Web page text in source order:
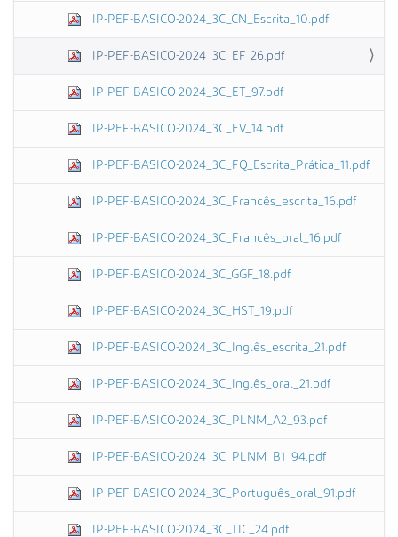
IP-PEF-BASICO-2024_3C_CN_Escrita_10.pdf
IP-PEF-BASICO-2024_3C_EF_26.pdf
IP-PEF-BASICO-2024_3C_ET_97.pdf
IP-PEF-BASICO-2024_3C_EV_14.pdf
IP-PEF-BASICO-2024_3C_FQ_Escrita_Prática_11.pdf
IP-PEF-BASICO-2024_3C_Francês_escrita_16.pdf
IP-PEF-BASICO-2024_3C_Francês_oral_16.pdf
IP-PEF-BASICO-2024_3C_GGF_18.pdf
IP-PEF-BASICO-2024_3C_HST_19.pdf
IP-PEF-BASICO-2024_3C_Inglês_escrita_21.pdf
IP-PEF-BASICO-2024_3C_Inglês_oral_21.pdf
IP-PEF-BASICO-2024_3C_PLNM_A2_93.pdf
IP-PEF-BASICO-2024_3C_PLNM_B1_94.pdf
IP-PEF-BASICO-2024_3C_Português_oral_91.pdf
IP-PEF-BASICO-2024_3C_TIC_24.pdf